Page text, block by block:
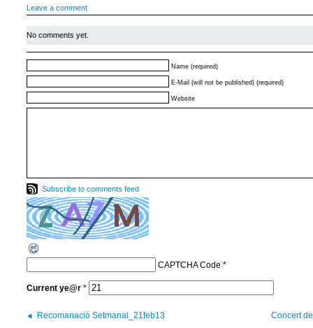
Leave a comment
No comments yet.
Name (required)
E-Mail (will not be published) (required)
Website
Subscribe to comments feed
CAPTCHA Code *
Current ye@r *
Recomanació Setmanal_21feb13 Concert